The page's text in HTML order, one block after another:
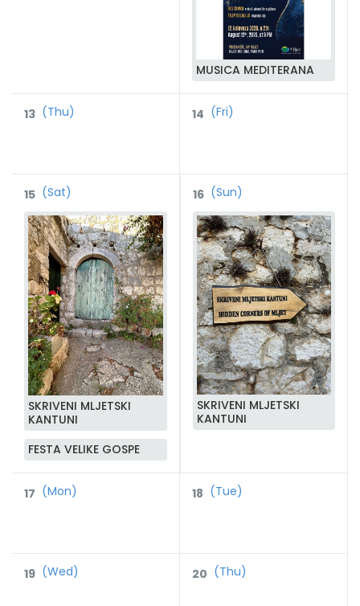
MUSICA MEDITERANA
13 (Thu) 14 (Fri)
15 (Sat)
SKRIVENI MLJETSKI
KANTUNI
FESTA VELIKE GOSPE
16 (Sun)
SKRIVENI MLJETSKI
KANTUNI
17 (Mon) 18 (Tue)
19 (Wed) 20 (Thu)